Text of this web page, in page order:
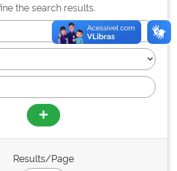
the search results.
Results/Page